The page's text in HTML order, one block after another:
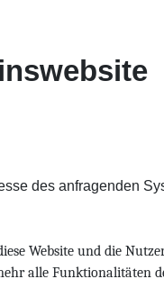
des anfragenden
Website und die
alle Funktionalitäten